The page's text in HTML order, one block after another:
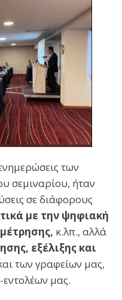
των
σεμιναρίου, ήταν
σε διάφορους
με την ψηφιακή
κ.λπ., αλλά
εξέλιξης και
των γραφείων μας,
μας.